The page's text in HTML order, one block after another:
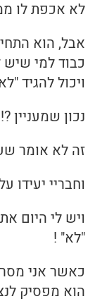
לא אכפת לו
אבל, הוא
כבוד למי
ויכול להגיד
נכון שמעניין ?!
זה לא אומר
וחבריי יעידו
ויש לי היום
"לא" !
כאשר אני
הוא מפסיק